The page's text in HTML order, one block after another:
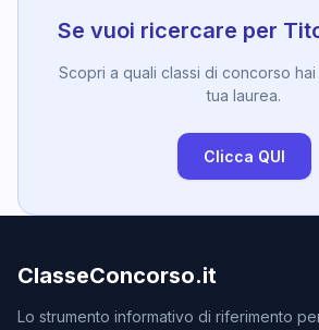
Se vuoi ricercare per
Scopri a quali classi di concorso
tua laurea.
Clicca QUI
ClasseConcorso.it
Lo strumento informativo di riferimento